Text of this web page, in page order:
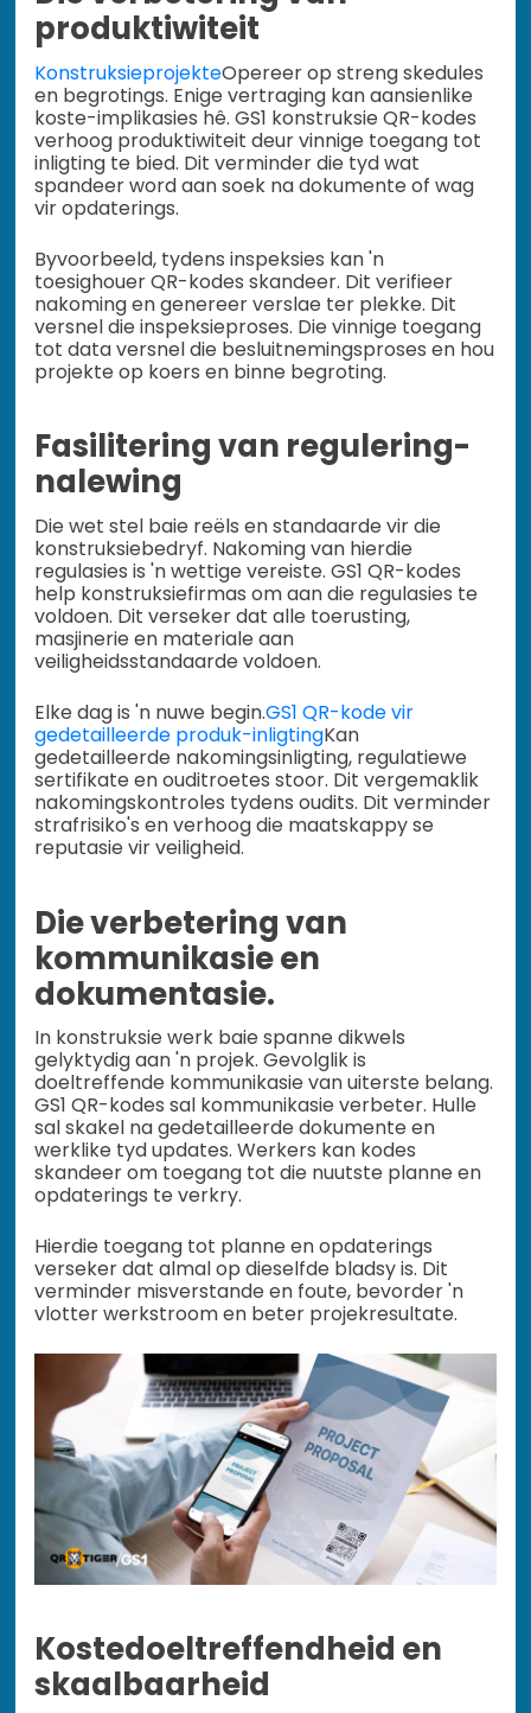
produktiwiteit
KonstruksieprojekteOpereer op streng skedules
en begrotings. Enige vertraging kan aansienlike
koste-implikasies hê. GS1 konstruksie QR-kodes
verhoog produktiwiteit deur vinnige toegang tot
inligting te bied. Dit verminder die tyd wat
spandeer word aan soek na dokumente of wag
vir opdaterings.
Byvoorbeeld, tydens inspeksies kan 'n
toesighouer QR-kodes skandeer. Dit verifieer
nakoming en genereer verslae ter plekke. Dit
versnel die inspeksieproses. Die vinnige toegang
tot data versnel die besluitnemingsproses en hou
projekte op koers en binne begroting.
Fasilitering van regulering-
nalewing
Die wet stel baie reëls en standaarde vir die
konstruksiebedryf. Nakoming van hierdie
regulasies is 'n wettige vereiste. GS1 QR-kodes
help konstruksiefirmas om aan die regulasies te
voldoen. Dit verseker dat alle toerusting,
masjinerie en materiale aan
veiligheidsstandaarde voldoen.
Elke dag is 'n nuwe begin.GS1 QR-kode vir
gedetailleerde produk-inligtingKan
gedetailleerde nakomingsinligting, regulatiewe
sertifikate en ouditroetes stoor. Dit vergemaklik
nakomingskontroles tydens oudits. Dit verminder
strafrisiko's en verhoog die maatskappy se
reputasie vir veiligheid.
Die verbetering van
kommunikasie en
dokumentasie.
In konstruksie werk baie spanne dikwels
gelyktydig aan 'n projek. Gevolglik is
doeltreffende kommunikasie van uiterste belang.
GS1 QR-kodes sal kommunikasie verbeter. Hulle
sal skakel na gedetailleerde dokumente en
werklike tyd updates. Werkers kan kodes
skandeer om toegang tot die nuutste planne en
opdaterings te verkry.
Hierdie toegang tot planne en opdaterings
verseker dat almal op dieselfde bladsy is. Dit
verminder misverstande en foute, bevorder 'n
vlotter werkstroom en beter projekresultate.
Kostedoeltreffendheid en
skaalbaarheid